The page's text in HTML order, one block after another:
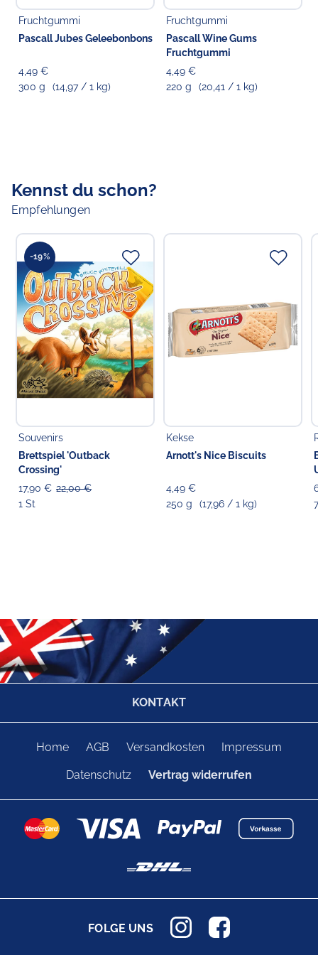
Fruchtgummi
Pascall Jubes Geleebonbons
4,49 €
300 g
(14,97 / 1 kg)
Fruchtgummi
Pascall Wine Gums
Fruchtgummi
4,49 €
220 g
(20,41 / 1 kg)
Kennst du schon?
Empfehlungen
-19%
Souvenirs
Brettspiel 'Outback
Crossing'
17,90 € 22,00 €
1 St
Kekse
Arnott's Nice Biscuits
4,49 €
250 g
(17,96 / 1 kg)
KONTAKT
Home AGB Versandkosten Impressum
Datenschutz Vertrag widerrufen
FOLGE UNS